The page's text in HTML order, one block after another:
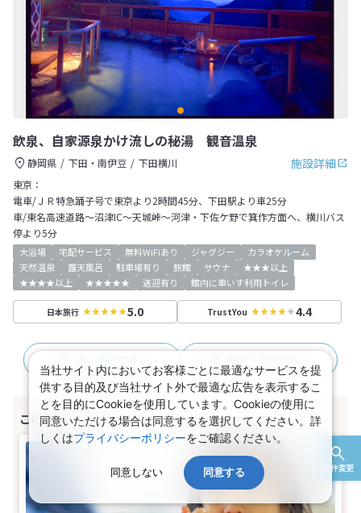
条件変更
飲泉、自家源泉かけ流しの秘湯 観音温泉
施設詳細
静岡県 下田・南伊豆
下田横川
東京：
電車/ＪＲ特急踊子号で東京より2時間45分、下田駅より車25分
車/東名高速道路～沼津IC～天城峠～河津・下佐ケ野で箕作方面へ、横川バス
停より5分
大浴場 宅配サービス 無料WiFiあり ジャグジー
カラオケルーム
天然温泉
露天風呂 駐車場有り 旅館 サウナ
★★★以上
★★★★以上
★★★★★ 送迎有り 館内に車いす利用トイレ
日本旅行 5.0 TrustYou 4.4
当社サイト内においてお客様ごとに最適なサービスを提
供する目的及び当社サイト外で最適な広告を表示するこ
とを目的にCookieを使用しています。Cookieの使用に
同意いただける場合は同意するを選択してください。詳
しくはプライバシーポリシーをご確認ください。
同意しない 同意する